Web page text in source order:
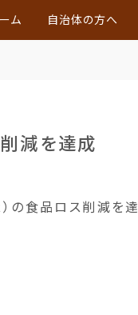
ム 自治体の方へ
減を達成
食品ロス削減を達